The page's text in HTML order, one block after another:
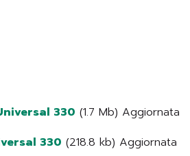
330 (1.7 Mb) Aggiornata
330 (218.8 kb) Aggiornata